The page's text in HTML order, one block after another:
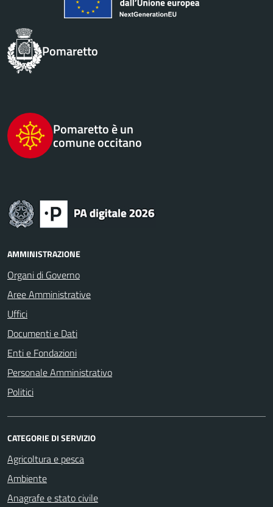
Pomaretto
Pomaretto è un
comune occitano
AMMINISTRAZIONE
Organi di Governo
Aree Amministrative
Uffici
Documenti e Dati
Enti e Fondazioni
Personale Amministrativo
Politici
CATEGORIE DI SERVIZIO
Agricoltura e pesca
Ambiente
Anagrafe e stato civile